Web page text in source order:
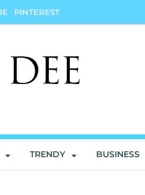
PINTEREST
TRENDY BUSINESS